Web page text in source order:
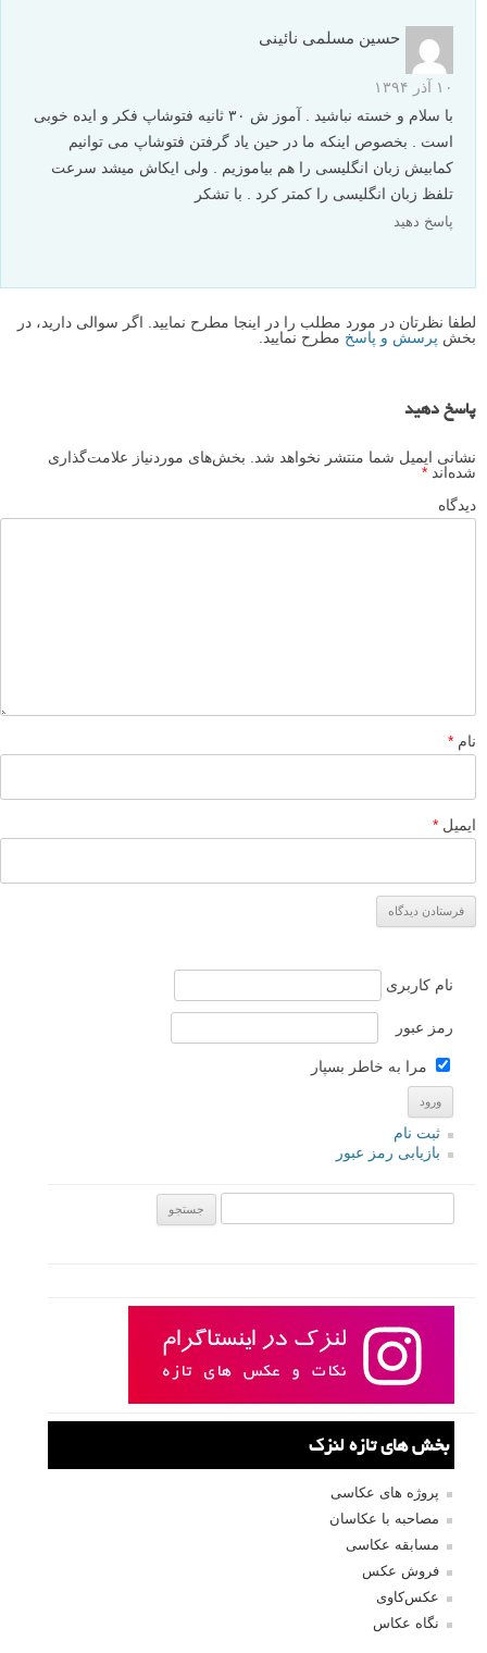
حسین مسلمی نائینی
۱۰ آذر ۱۳۹۴
با سلام و خسته نباشید . آموز ش ۳۰ ثانیه فتوشاپ فکر و ایده خوبی
است . بخصوص اینکه ما در حین یاد گرفتن فتوشاپ می توانیم
کمابیش زبان انگلیسی را هم بیاموزیم . ولی ایکاش میشد سرعت
تلفظ زبان انگلیسی را کمتر کرد . با تشکر
پاسخ دهید
لطفا نظرتان در مورد مطلب را در اینجا مطرح نمایید. اگر سوالی دارید، در
بخش پرسش و پاسخ مطرح نمایید.
پاسخ دهید
نشانی ایمیل شما منتشر نخواهد شد. بخش‌های موردنیاز علامت‌گذاری
شده‌اند *
دیدگاه
نام *
ایمیل *
نام کاربری
رمز عبور
مرا به خاطر بسپار
ثبت نام
بازیابی رمز عبور
بخش های تازه لنزک
پروژه های عکاسی
مصاحبه با عکاسان
مسابقه عکاسی
فروش عکس
عکس‌کاوی
نگاه عکاس